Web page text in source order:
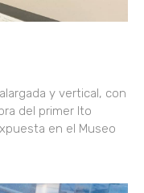
y vertical, con
del primer Ito
en el Museo